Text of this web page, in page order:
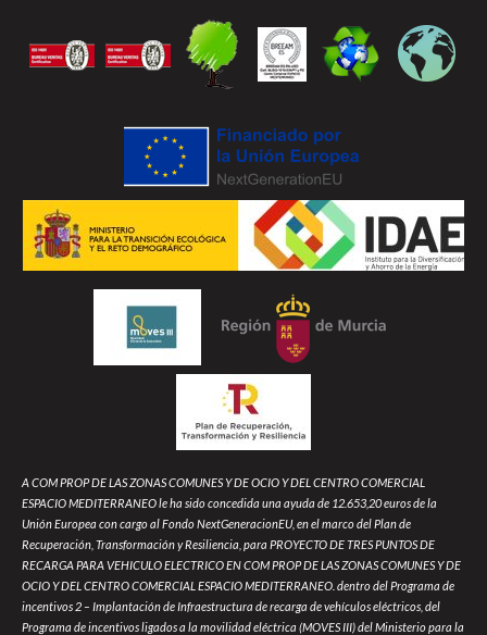
A COM PROP DE LAS ZONAS COMUNES Y DE OCIO Y DEL CENTRO COMERCIAL
ESPACIO MEDITERRANEO le ha sido concedida una ayuda de 12.653,20 euros de la
Unión Europea con cargo al Fondo NextGeneracionEU, en el marco del Plan de
Recuperación, Transformación y Resiliencia, para PROYECTO DE TRES PUNTOS DE
RECARGA PARA VEHICULO ELECTRICO EN COM PROP DE LAS ZONAS COMUNES Y DE
OCIO Y DEL CENTRO COMERCIAL ESPACIO MEDITERRANEO. dentro del Programa de
incentivos 2 – Implantación de Infraestructura de recarga de vehículos eléctricos, del
Programa de incentivos ligados a la movilidad eléctrica (MOVES III) del Ministerio para la